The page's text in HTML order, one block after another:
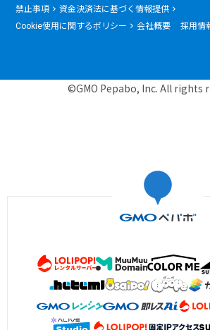
禁止事項
資金決済法に基づく情報提供
Cookie使用に関するポリシー
会社概要 採用情
©GMO Pepabo, Inc. All rights